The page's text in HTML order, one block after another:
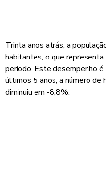
Trinta anos atrás, a
habitantes, o que
período. Este desempenho é
últimos 5 anos, a número
diminuiu em -8,8%.